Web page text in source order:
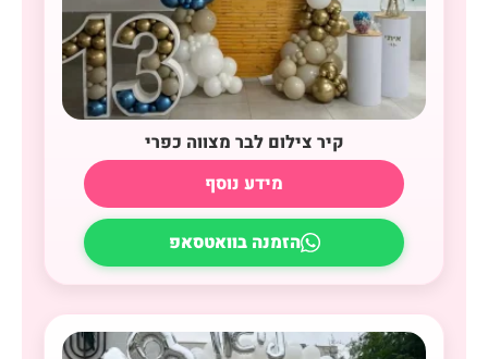
קיר צילום לבר מצווה כפרי
מידע נוסף
הזמנה בוואטסאפ